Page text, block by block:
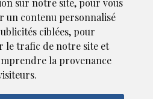
sur notre site, pour vous
un contenu personnalisé
ciblées, pour
le trafic de notre site et
la provenance
nos formations
les réseaux sociaux